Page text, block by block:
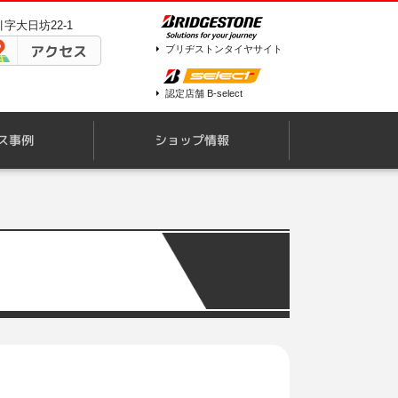
字大日坊22-1
アクセス ブリヂストンタイヤサイト
認定店舗 B-select
事例 ショップ情報